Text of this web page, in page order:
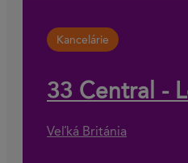
Kancelárie
33 Central -
Veľká Británia